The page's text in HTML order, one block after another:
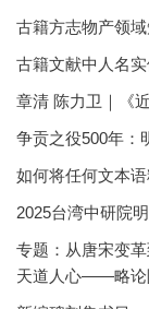
古籍方志物产领
古籍文献中人名
章清 陈力卫｜《
争贡之役500年：
如何将任何文本
2025台湾中研院
专题：从唐宋变
天道人心——略论